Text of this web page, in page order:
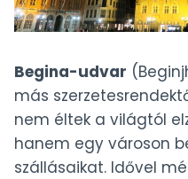
Begina-udvar
más
nem éltek a világtól
hanem egy városon
szállásaikat. Idővel